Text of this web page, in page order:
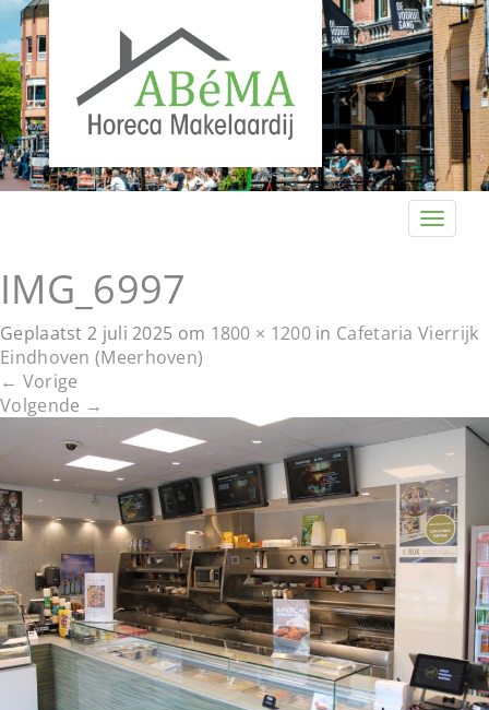
T
e
v
i
g
a
t
i
o
IMG_6997
Geplaatst2 juli 2025 om 1800 × 1200in Cafetaria Vierrijk
Eindhoven (Meerhoven)
← Vorige
Volgende →